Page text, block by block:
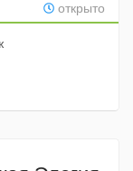
открыто